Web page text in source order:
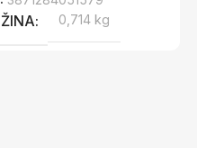
0,714 kg